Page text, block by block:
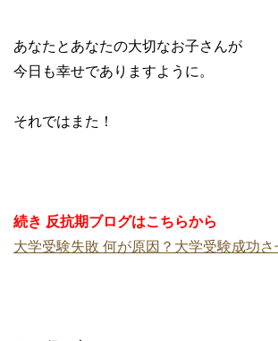
あなたとあなたの大切なお子さんが
今日も幸せでありますように。
それではまた！
続き 反抗期ブログはこちらから
大学受験失敗 何が原因？大学受験成功さ